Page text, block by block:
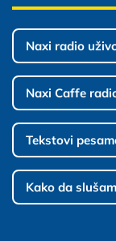
Naxi radio
Naxi Caffe
Tekstovi
Kako da